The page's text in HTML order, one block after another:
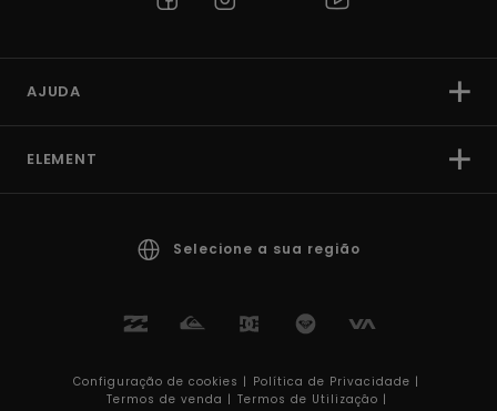
AJUDA
ELEMENT
Selecione a sua região
Configuração de cookies | Política de Privacidade |
Termos de venda | Termos de Utilizaçâo |